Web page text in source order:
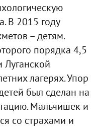
В 2015 году
– детям.
порядка 4,5
Луганской
лагерях. Упор
был сделан на
Мальчишек и
со страхами и